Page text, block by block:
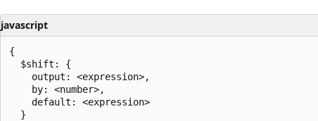
javascript
{
  $shift: {
    output: <expression>,
    by: <number>,
    default: <expression>
  }